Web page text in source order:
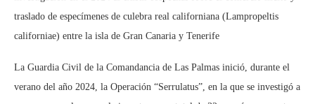
traslado de especímenes de culebra real californiana (Lampropeltis
californiae) entre la isla de Gran Canaria y Tenerife
La Guardia Civil de la Comandancia de Las Palmas inició, durante el
verano del año 2024, la Operación “Serrulatus”, en la que se investigó a